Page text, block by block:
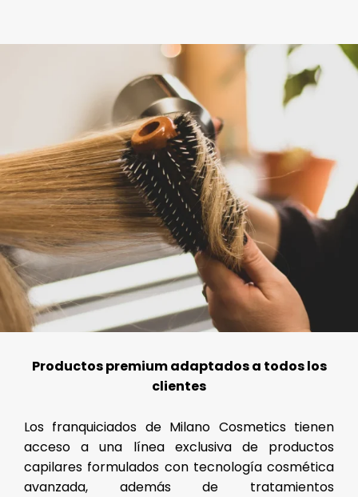
Productos premium adaptados a todos los
clientes
Los franquiciados de Milano Cosmetics tienen
acceso a una línea exclusiva de productos
capilares formulados con tecnología cosmética
avanzada, además de tratamientos